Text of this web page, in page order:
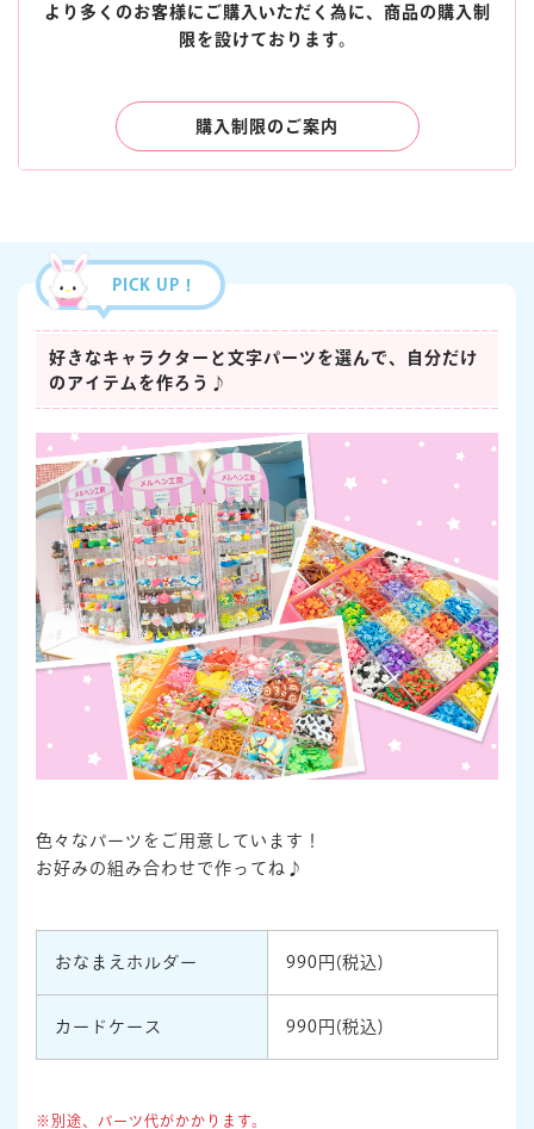
より多くのお客様にご購入いただく為に、商品の購入制
限を設けております。
購入制限のご案内
PICK UP！
好きなキャラクターと文字パーツを選んで、自分だけ
のアイテムを作ろう♪
色々なパーツをご用意しています！
お好みの組み合わせで作ってね♪
おなまえホルダー 990円(税込)
カードケース 990円(税込)
※別途、パーツ代がかかります。